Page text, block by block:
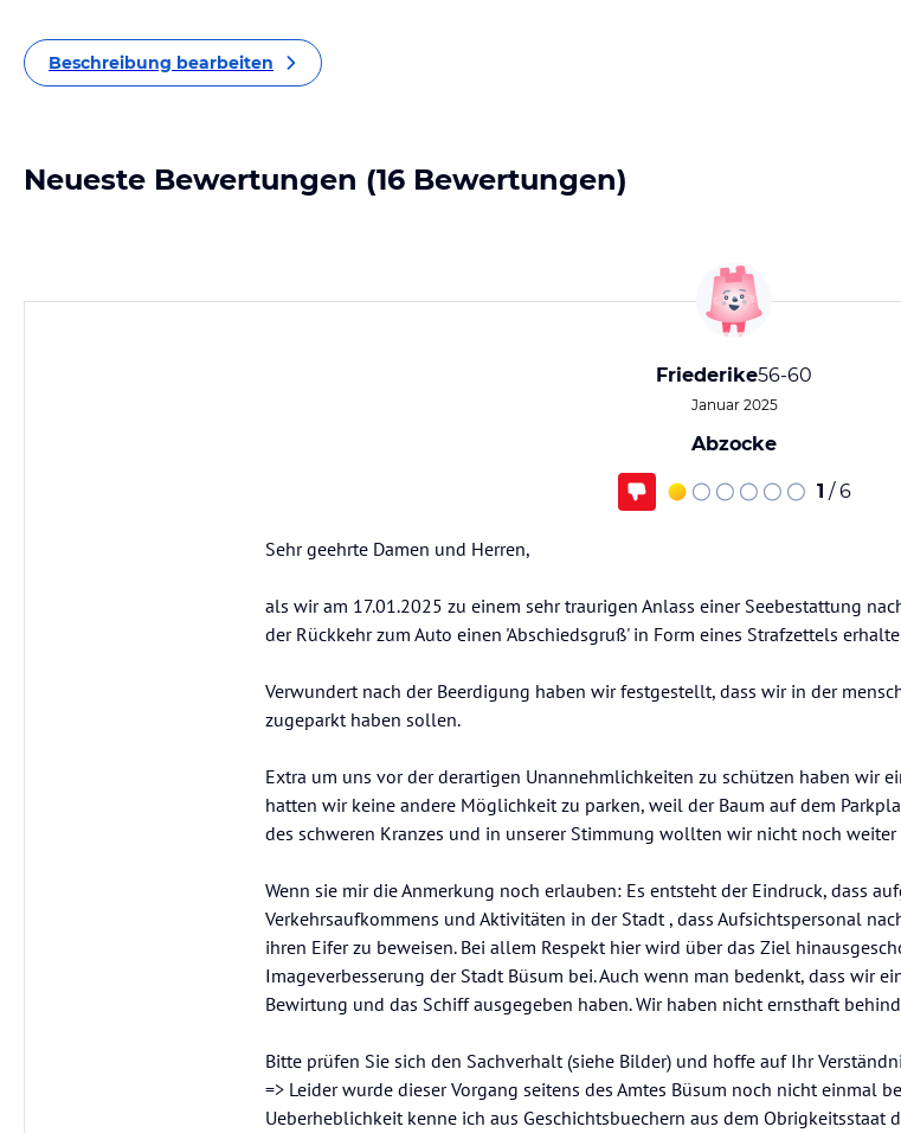
Beschreibung bearbeiten
Neueste Bewertungen (16 Bewertungen)
Friederike56-60
Januar 2025
Abzocke
1 / 6
Sehr geehrte Damen und Herren,
als wir am 17.01.2025 zu einem sehr traurigen Anlass einer Seebestattung
der Rückkehr zum Auto einen 'Abschiedsgruß' in Form eines Strafzettels
Verwundert nach der Beerdigung haben wir festgestellt, dass wir in der
zugeparkt haben sollen.
Extra um uns vor der derartigen Unannehmlichkeiten zu schützen haben wir
hatten wir keine andere Möglichkeit zu parken, weil der Baum auf dem
des schweren Kranzes und in unserer Stimmung wollten wir nicht noch weiter
Wenn sie mir die Anmerkung noch erlauben: Es entsteht der Eindruck, dass
Verkehrsaufkommens und Aktivitäten in der Stadt , dass Aufsichtspersonal
ihren Eifer zu beweisen. Bei allem Respekt hier wird über das Ziel
Imageverbesserung der Stadt Büsum bei. Auch wenn man bedenkt, dass wir
Bewirtung und das Schiff ausgegeben haben. Wir haben nicht ernsthaft
Bitte prüfen Sie sich den Sachverhalt (siehe Bilder) und hoffe auf Ihr
=> Leider wurde dieser Vorgang seitens des Amtes Büsum noch nicht einmal
Ueberheblichkeit kenne ich aus Geschichtsbuechern aus dem Obrigkeitsstaat